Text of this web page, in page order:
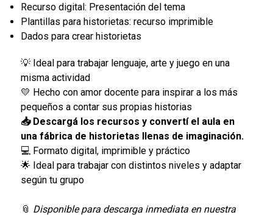
Recurso digital: Presentación del tema
Plantillas para historietas: recurso imprimible
Dados para crear historietas
💡 Ideal para trabajar lenguaje, arte y juego en una
misma actividad
💛 Hecho con amor docente para inspirar a los más
pequeños a contar sus propias historias
📥 Descargá los recursos y convertí el aula en
una fábrica de historietas llenas de imaginación.
💻 Formato digital, imprimible y práctico
🌟 Ideal para trabajar con distintos niveles y adaptar
según tu grupo
📎 Disponible para descarga inmediata en nuestra